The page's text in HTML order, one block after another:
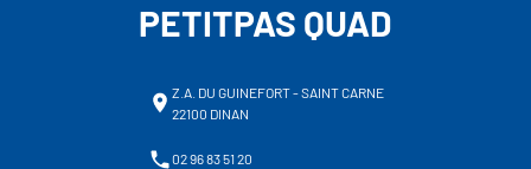
PETITPAS QUAD
Z.A. DU GUINEFORT - SAINT CARNE
22100 DINAN
02 96 83 51 20